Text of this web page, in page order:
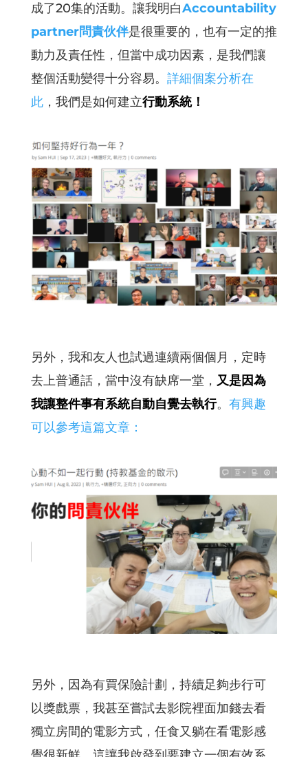
成了20集的活動。讓我明白Accountability
partner問責伙伴是很重要的，也有一定的推
動力及責任性，但當中成功因素，是我們讓
整個活動變得十分容易。 詳細個案分析在
此，我們是如何建立行動系統！
另外，我和友人也試過連續兩個個月，定時
去上普通話，當中沒有缺席一堂， 又是因為
我讓整件事有系統自動自覺去執行。 有興趣
可以參考這篇文章：
另外，因為有買保險計劃，持續足夠步行可
以獎戲票，我甚至嘗試去影院裡面加錢去看
獨立房間的電影方式，任食又躺在看電影感